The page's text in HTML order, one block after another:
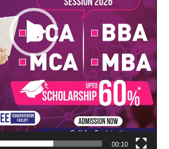
00:10